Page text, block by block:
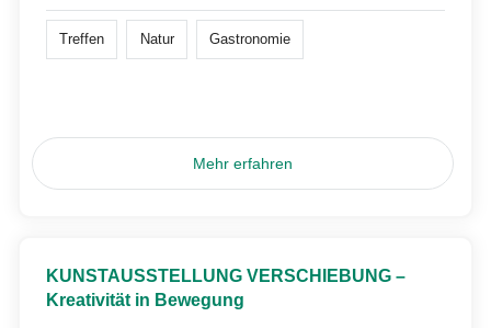
Treffen Natur Gastronomie
Mehr erfahren
KUNSTAUSSTELLUNG VERSCHIEBUNG –
Kreativität in Bewegung